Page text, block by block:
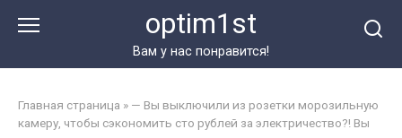
optim1st
Вам у нас понравится!
Главная страница » — Вы выключили из розетки морозильную
камеру, чтобы сэкономить сто рублей за электричество?! Вы